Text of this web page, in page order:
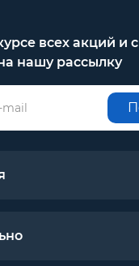
всех акций и
нашу рассылку